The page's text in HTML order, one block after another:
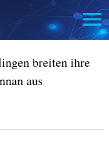
breiten ihre
aus